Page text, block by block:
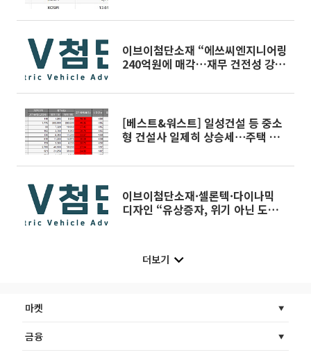
이브이첨단소재 “에쓰씨엔지니어링
240억원에 매각…재무 건전성 강
[베스트&워스트] 일성건설 등 중소
형 건설사 일제히 상승세⋯주택 공
이브이첨단소재·셀론텍·다이나믹
디자인 “유상증자, 위기 아닌 도약
더보기
마켓
금융